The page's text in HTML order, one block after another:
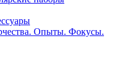
Опыты. Фокусы.